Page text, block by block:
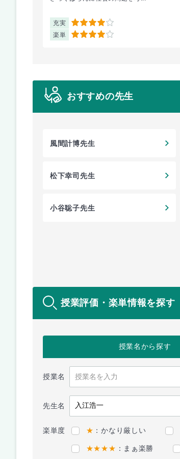
充実 4
楽単 4
おすすめの先生
風間計博先生
松下幸司先生
小谷聡子先生
授業評価・楽単情報を探す
授業名から探す
授業名
先生名
楽単度 ★ ：かなり厳しい
★★★★ ：まぁ楽勝